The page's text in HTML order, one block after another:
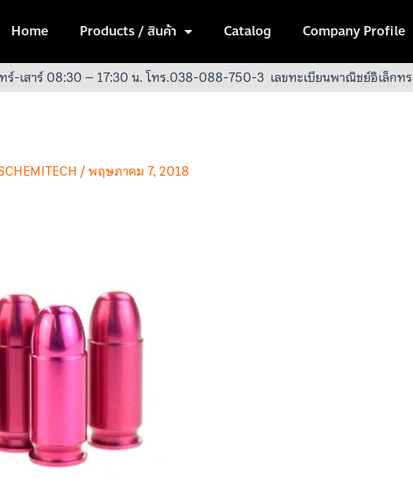
Home Products / สินค้า Catalog Company Profile
ร์-เสาร์ 08:30 – 17:30 น.โทร.038-088-750-3 เลขทะเบียนพาณิชย์อิเล็ก
/พฤษภาคม 7, 2018